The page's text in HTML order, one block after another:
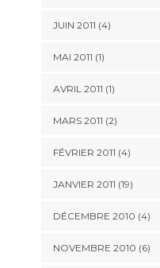
JUIN 2011 (4)
MAI 2011 (1)
AVRIL 2011 (1)
MARS 2011 (2)
FÉVRIER 2011 (4)
JANVIER 2011 (19)
DÉCEMBRE 2010 (4)
NOVEMBRE 2010 (6)